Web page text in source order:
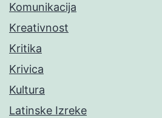
Komunikacija
Kreativnost
Kritika
Krivica
Kultura
Latinske Izreke